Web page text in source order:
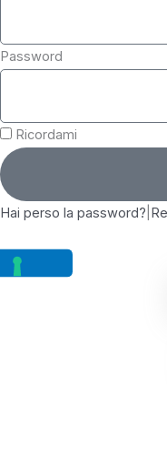
Password
Ricordami
Hai perso la password?